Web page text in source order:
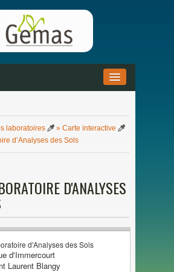
ACTUALITÉS
PARTENARIAT »
laboratoires
» Carte interactive
d’Analyses des Sols
D'ANALYSES
d'AnalysesdesSols
d'Immercourt
Laurent Blangy